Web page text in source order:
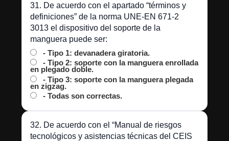
31. De acuerdo con el apartado “términos y
definiciones” de la norma UNE-EN 671-2
3013 el dispositivo del soporte de la
manguera puede ser:
- Tipo 1: devanadera giratoria.
- Tipo 2: soporte con la manguera enrollada
en plegado doble.
- Tipo 3: soporte con la manguera plegada
en zigzag.
- Todas son correctas.
32. De acuerdo con el “Manual de riesgos
tecnológicos y asistencias técnicas del CEIS